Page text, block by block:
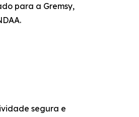
para a Gremsy,
segura e